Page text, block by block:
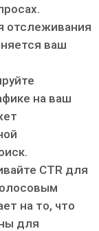
отслеживания
ваш
на ваш
CTR для
на то, что
для